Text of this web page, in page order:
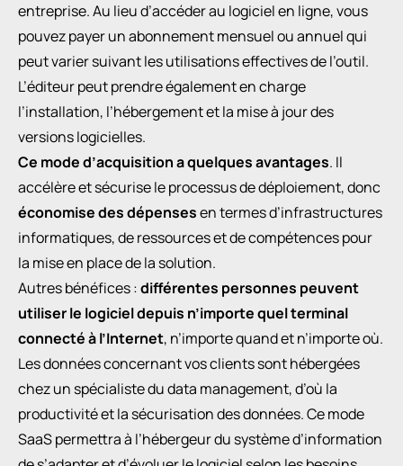
entreprise. Au lieu d’accéder au logiciel en ligne, vous
pouvez payer un abonnement mensuel ou annuel qui
peut varier suivant les utilisations effectives de l’outil.
L’éditeur peut prendre également en charge
l’installation, l’hébergement et la mise à jour des
versions logicielles.
Ce mode d’acquisition a quelques avantages. Il
accélère et sécurise le processus de déploiement, donc
économise des dépensesen termes d’infrastructures
informatiques, de ressources et de compétences pour
la mise en place de la solution.
Autres bénéfices :différentes personnes peuvent
utiliser le logiciel depuis n’importe quel terminal
connecté à l’Internet, n’importe quand et n’importe où.
Les données concernant vos clients sont hébergées
chez un spécialiste du data management, d’où la
productivité et la sécurisation des données. Ce mode
SaaS permettra à l’hébergeur du système d’information